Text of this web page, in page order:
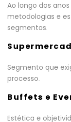
Ao longo dos
metodologias e
segmentos.
Segmento que
processo.
Buffets e
Estética e